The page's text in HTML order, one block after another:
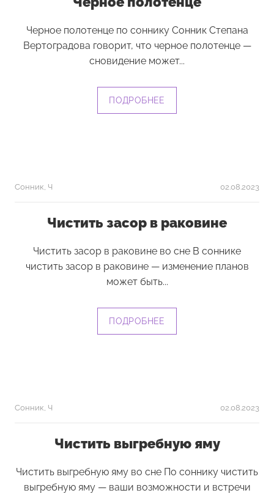
Черное полотенце по соннику Сонник Степана
Вертоградова говорит, что черное полотенце —
сновидение может...
ПОДРОБНЕЕ
Сонник, Ч 02.08.2023
Чистить засор в раковине
Чистить засор в раковине во сне В соннике
чистить засор в раковине — изменение планов
может быть...
ПОДРОБНЕЕ
Сонник, Ч 02.08.2023
Чистить выгребную яму
Чистить выгребную яму во сне По соннику чистить
выгребную яму — ваши возможности и встречи